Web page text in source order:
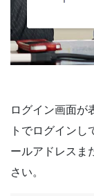
ログイン画面が
トでログイン
ールアドレスま
さい。